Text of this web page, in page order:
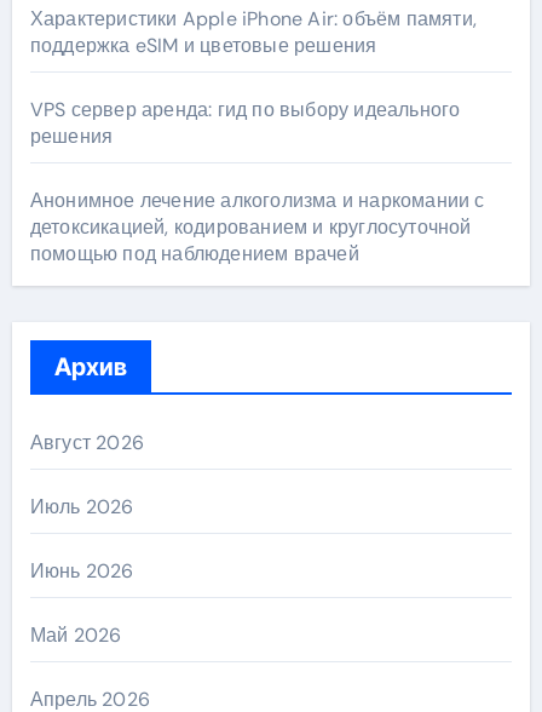
Характеристики Apple iPhone Air: объём памяти,
поддержка eSIM и цветовые решения
VPS сервер аренда: гид по выбору идеального
решения
Анонимное лечение алкоголизма и наркомании с
детоксикацией, кодированием и круглосуточной
помощью под наблюдением врачей
Архив
Август 2026
Июль 2026
Июнь 2026
Май 2026
Апрель 2026